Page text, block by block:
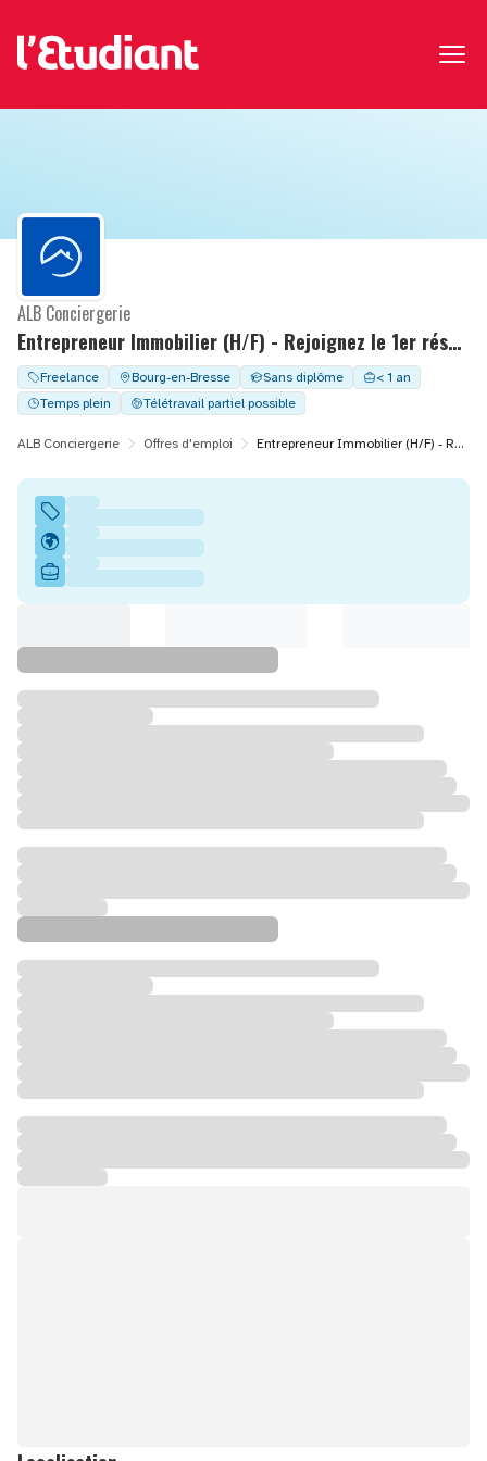
Entrepreneur Immobilier (H/F) - Rejoignez le 1er réseau de Conciergerie en France
ALB Conciergerie
Freelance Bourg-en-Bresse Sans diplôme
< 1 an
Temps plein
Télétravail partiel possible
ALB Conciergerie Offres d'emploi Entrepreneur Immobilier (H/F) - Rejoignez le 1er réseau de Conciergerie en France